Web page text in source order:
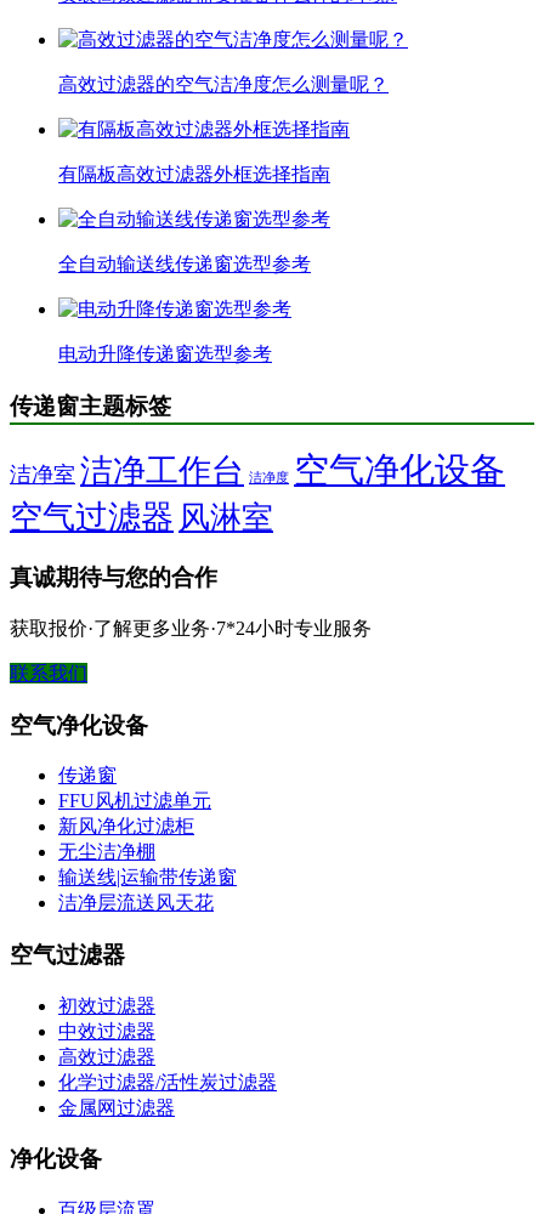
高效过滤器的空气洁净度怎么测量呢？
有隔板高效过滤器外框选择指南
全自动输送线传递窗选型参考
电动升降传递窗选型参考
传递窗主题标签
洁净室 洁净工作台 洁净度 空气净化设备
空气过滤器 风淋室
真诚期待与您的合作
获取报价·了解更多业务·7*24小时专业服务
联系我们
空气净化设备
传递窗
FFU风机过滤单元
新风净化过滤柜
无尘洁净棚
输送线|运输带传递窗
洁净层流送风天花
空气过滤器
初效过滤器
中效过滤器
高效过滤器
化学过滤器/活性炭过滤器
金属网过滤器
净化设备